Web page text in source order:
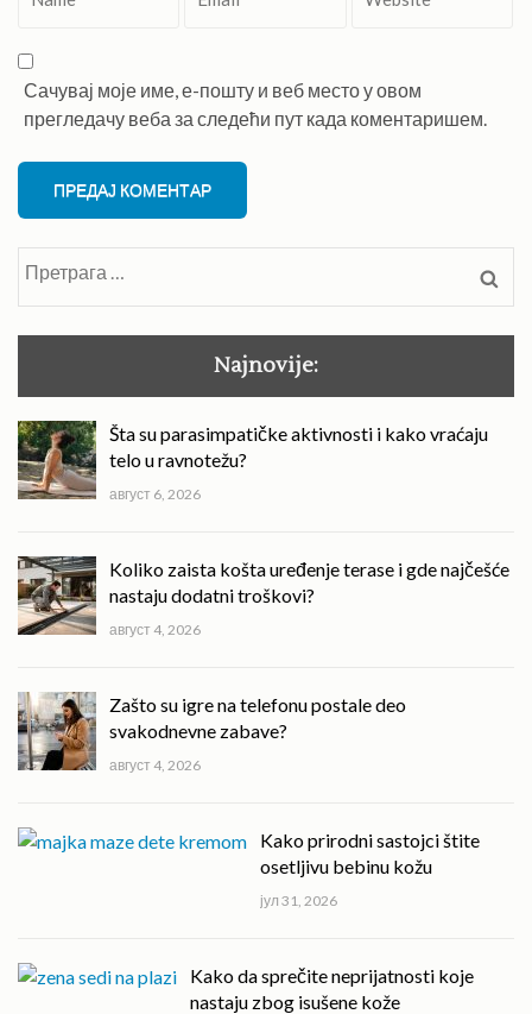
Сачувај моје име, е-пошту и веб место у овом
прегледачу веба за следећи пут када коментаришем.
Najnovije:
Šta su parasimpatičke aktivnosti i kako vraćaju
telo u ravnotežu?
август 6, 2026
Koliko zaista košta uređenje terase i gde najčešće
nastaju dodatni troškovi?
август 4, 2026
Zašto su igre na telefonu postale deo
svakodnevne zabave?
август 4, 2026
Kako prirodni sastojci štite
osetljivu bebinu kožu
јул 31, 2026
Kako da sprečite neprijatnosti koje
nastaju zbog isušene kože